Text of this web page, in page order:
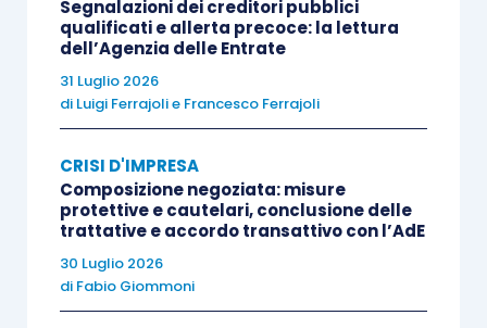
l’organismo convoca dinanzi al collegio il debitore
ed i suoi organi di controllo, se presenti; a
seguito di tale audizione, il collegio, qualora rilevi
l’esistenza di
elementi della
idonee a porvi rimedio e fissa un termine, che non
può essere superiore atre mesi, prorogabile fino
ad un massimo disei mesi, per l’individuazione di
una soluzione concordata della crisi.
Segnalazioni dei creditori pubblici
qualificati e allerta precoce: la lettura
dell’Agenzia delle Entrate
31 Luglio 2026
di Luigi Ferrajolie Francesco Ferrajoli
CRISI D'IMPRESA
Composizione negoziata: misure
protettive e cautelari, conclusione delle
trattative e accordo transattivo con l’AdE
30 Luglio 2026
di Fabio Giommoni